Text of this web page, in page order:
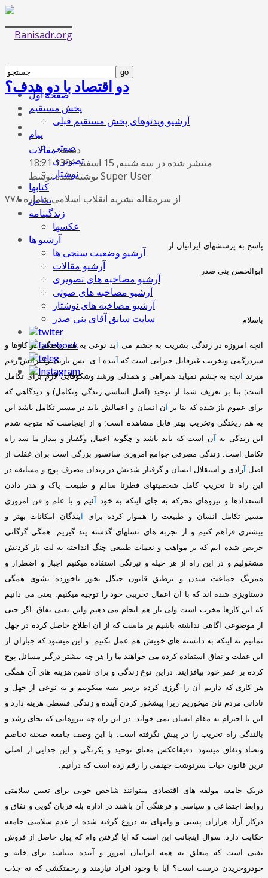
صفحه اول
پخش مستقیم
آرشیو ویدئوهای پخش مستقیم قبلی
پیام
صوتی
تصویری
نوشتار
کتابها
تماس
زندگینامه
عکسها
آرشیو ها
آرشیو وضعیت سنجی ها
آرشیو مقالات
آرشیو مصاخبه های تصویری
آرشیو مصاخبه های صوتی
آرشیو مصاخبه های نوشتار
سایت سابق آقای بنی صدر
دو اقتصاد با دو هدف؟
دسته:مقالات
منتشر شده در سه شنبه, 15 اسفند 1391 18:21
نوشته شده توسط Super User
از سرمقاله نشریه انقلاب اسلامی شماره ۷۷۸
پاسخ به پرسشهای ایرانیان از
ابوالحسن بنی صدر
باسلام
آنچه امروزه در زندگی بشریت به چشم می آید نوعی به هم ریختگی در کارها و
سردرگمی وتخریب غیرقابل جبرانی است که آینده ا ی بس تاریک را برایش رقم
میزند آنچه به چشم نمیاید همراهی و همدلی ورشد وشکوفایی لازم برای تکامل
است; بنا بر تعریف شما از توحید (اصل اساسی زندگی وتکامل)و دیدگاهی که
برای عموم باز شده که بنا بر
آن انسان و اعمالش باید در مسیر تکامل باشد این
به هم ریختگی وتخریب بهتر قابل مشاهده است; و از اینجاست که متوجه شدم
این زندگی نه آن است که باید باشد و چگونه اعمال وگفتار و پندار ما سد راه
تکامل است زندگی مصرفی جوامع امروزی سانسور بزرگی است برای غفلت از
اصل آزادی و استقلال انسان و گرفتار شدنش در زندان مصرف پوچ و مسابقه در
این راه تا تخریب کامل شخصیتهای فطرتا سالم و طبیعت پاک و هدر دادن
استعدادها و نیروهای محرکه به جای اینکه به خود
آئیم و با علم و فن امروزی
مسیر تکامل انسان و طبیعت را هموار کرده برای
آیندگان امکانات بهتر و
بیشتری فراهم کنیم و از تجربه های نسلهای گذشته پند گیریم
همگی گرگانی
حریص شده ایم که بر مواهب و نعمات طبیعی چنگ انداخته به لت پار کردنش
مشغولیم و در این راه از هر حیله و نیرنگی استفاده میکنیم اجبار و اضطرار و
همرنگ جماعت شدن و برطبق قانون جنگل بخور تاخورده نشوی همگی
دستاویزی شده اند که با آن اعمال تخریبی خود را توجیه میکنیم
یعنی می دانیم
که این کارها مخرب است ولی باز هم انجام می دهیم واین یعنی نفاق.
اگر حتی
از موضوعی اگاهی نداشته باشیم بر ماست که از ان اطلاع حاصل کرده در جهل
نمانیم نه اینکه به دانسته های خویش هم عمل نکنیم و این میشود که جباران از
این غفلت و نفاق استفاده کرده می خواهند ما را هر چه بیشتر درگیر مسائل پوچ
کرده بر عمر خود بیافزایند
دراین نوع زندگی و برای تامین هزینه های آن همگی
هر کاری که داریم آن را گرزی کرده برسر بقیه میکوبیم و به نوعی از جهل و
نادانی مردم نان میخوریم زیرا پیشخور کردن آینده و زندگی قسطی هزینه دارد و
این با احترام به مقام انسان نمی خواند
در این راه چه نیروهایی که بجای رشد و
بالندگی راه تخریب را در پیش نگرفته است
با این وصف جامعه صحنه تخاصم
وتضاد ونفاق میشود
دقیقاعکس معنای توحید و یکرنگی و این جدایی از اصلی
ترین قانون حیات سرنوشت جهنمی را رقم زده است که درآنیم
دریک جامعه مولفه های اقتصادی میتوانند شاخص خوبی برای تعیین سلامتی
روابط اجتماعی و سیاسی و فرهنگی آن باشند در اداره بله قربان گویی و نفاق و
درکار آزاد هزاران پستی و وامهای به دروغ گرفته شده از عدم سلامتی جامعه
حکایت دارد
سوال اینجانب این است که آیا گرفتن وام که پول حاصل از فروش
نفتی است که متعلق به همه ایرانیان امروز و آینده میباشد برای خانه و
خودروخریدن درست است؟ آیا با وجود افراد نیازمند و زحمتکشی که نه جذب